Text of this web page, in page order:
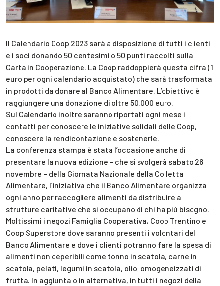
Il Calendario Coop 2023 sarà a disposizione di tutti i clienti
e i soci donando 50 centesimi o 50 punti raccolti sulla
Carta in Cooperazione. La Coop raddoppierà questa cifra (1
euro per ogni calendario acquistato) che sarà trasformata
in prodotti da donare al Banco Alimentare. L’obiettivo è
raggiungere una donazione di oltre 50.000 euro.
Sul Calendario inoltre saranno riportati ogni mese i
contatti per conoscere le iniziative solidali delle Coop,
conoscere la rendicontazione e sostenerle.
La conferenza stampa è stata l’occasione anche di
presentare la nuova edizione – che si svolgerà sabato 26
novembre – della Giornata Nazionale della Colletta
Alimentare, l’iniziativa che il Banco Alimentare organizza
ogni anno per raccogliere alimenti da distribuire a
strutture caritative che si occupano di chi ha più bisogno.
Moltissimi i negozi Famiglia Cooperativa, Coop Trentino e
Coop Superstore dove saranno presenti i volontari del
Banco Alimentare e dove i clienti potranno fare la spesa di
alimenti non deperibili come tonno in scatola, carne in
scatola, pelati, legumi in scatola, olio, omogeneizzati di
frutta. In aggiunta o in alternativa, in tutti i negozi della